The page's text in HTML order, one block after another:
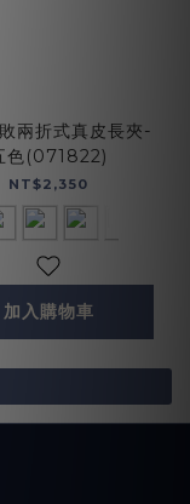
兩折式真皮長夾-
色(071822)
NT$2,350
加入購物車